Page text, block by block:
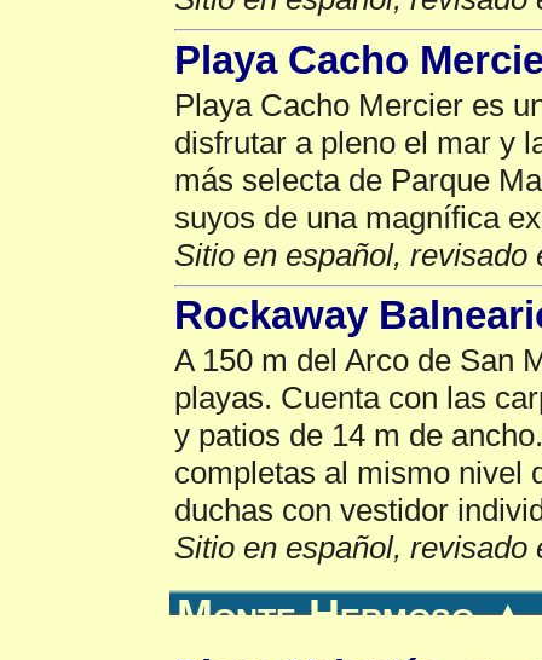
Playa Cacho
Playa Cacho Mercier es
disfrutar a pleno el mar y
más selecta de Parque
suyos de una magnífica
Sitio en español, revisado
Rockaway
A 150 m del Arco de San
playas. Cuenta con las
y patios de 14 m de
completas al mismo nivel
duchas con vestidor
Sitio en español, revisado
Monte Hermoso▲